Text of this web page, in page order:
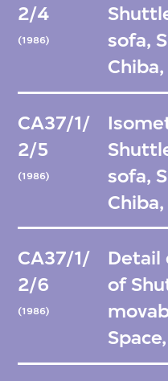
2/4
(1986)
sofa,
CA37/1/
2/5
(1986)
sofa,
CA37/1/
2/6
(1986)
Detail
of